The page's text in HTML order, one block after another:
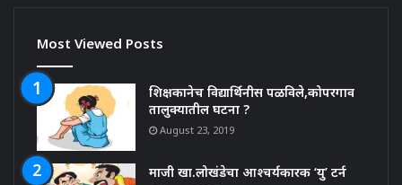
Most Viewed Posts
शिक्षकानेच विद्यार्थिनीस पळविले,कोपरगाव
तालुक्यातील घटना ?
August 23, 2019
माजी खा.लोखंडेचा आश्चर्यकारक ‘यु’ टर्न